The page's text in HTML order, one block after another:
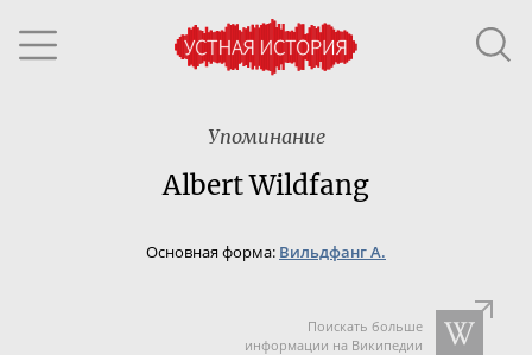
Упоминание
Albert Wildfang
Основная форма: Вильдфанг А.
Поискать больше
информации на Википедии